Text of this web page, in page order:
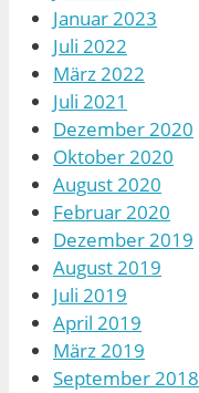
Januar 2023
Juli 2022
März 2022
Juli 2021
Dezember 2020
Oktober 2020
August 2020
Februar 2020
Dezember 2019
August 2019
Juli 2019
April 2019
März 2019
September 2018